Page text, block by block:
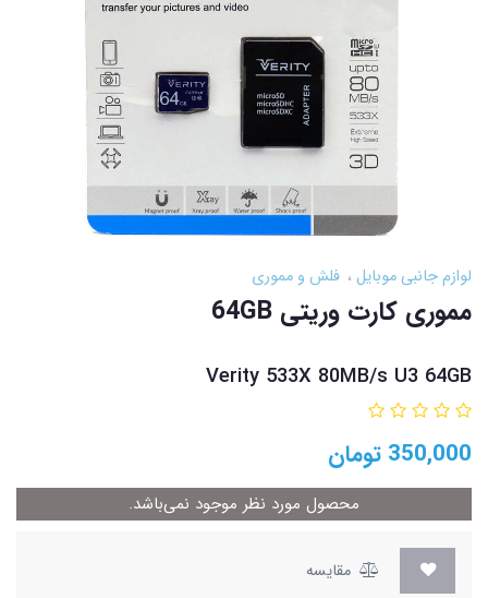
لوازم جانبی موبایل فلش و مموری
مموری کارت وریتی 64GB
Verity 533X 80MB/s U3 64GB
350,000 تومان
محصول مورد نظر موجود نمی‌باشد.
مقایسه